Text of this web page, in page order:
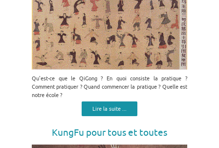
Qu'est-ce que le QiGong ? En quoi consiste la pratique ?
Comment pratiquer ? Quand commencer la pratique ? Quelle est
notre école ?
Lire la suite ...
KungFu pour tous et toutes